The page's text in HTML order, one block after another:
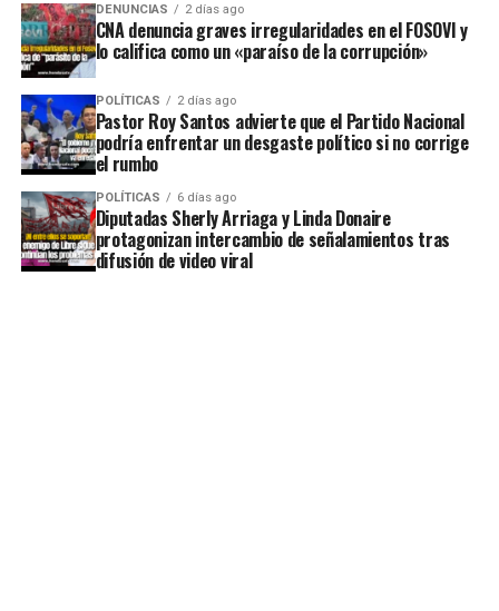
DENUNCIAS 2 días ago
CNA denuncia graves irregularidades en el FOSOVI y
lo califica como un «paraíso de la corrupción»
POLÍTICAS 2 días ago
Pastor Roy Santos advierte que el Partido Nacional
podría enfrentar un desgaste político si no corrige
el rumbo
POLÍTICAS 6 días ago
Diputadas Sherly Arriaga y Linda Donaire
protagonizan intercambio de señalamientos tras
difusión de video viral